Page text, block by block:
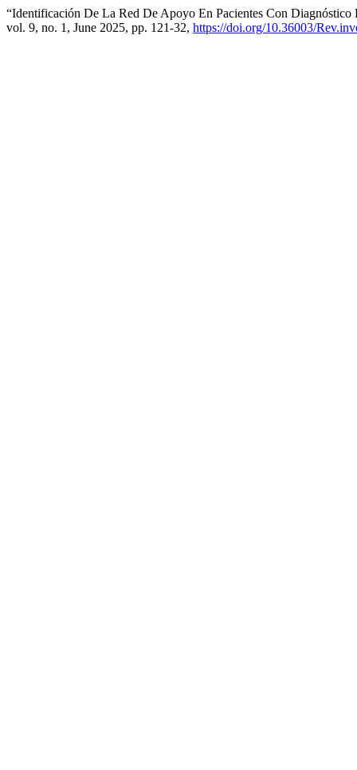
“Identificación De La Red De Apoyo En Pacientes Con
vol. 9, no. 1, June 2025, pp. 121-32, https://doi.org/10.36003/